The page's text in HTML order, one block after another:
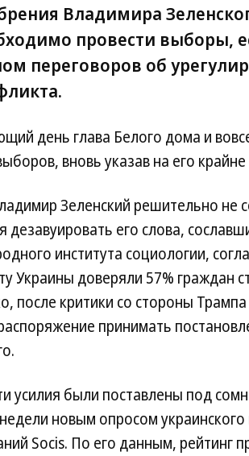
Владимира
провести выборы,
переговоров об
день глава Белого дома и
вновь указав на его
Зеленский решительно не
дезавуировать его слова,
института социологии,
Украины доверяли 57% граждан
после критики со стороны
принимать
усилия были поставлены под
новым опросом
Socis. По его данным, рейтинг